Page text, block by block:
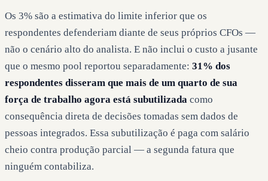
Os 3% são a estimativa do limite inferior que os
respondentes defenderiam diante de seus próprios CFOs —
não o cenário alto do analista. E não inclui o custo a jusante
que o mesmo pool reportou separadamente: 31% dos
respondentes disseram que mais de um quarto de sua
força de trabalho agora está subutilizada como
consequência direta de decisões tomadas sem dados de
pessoas integrados. Essa subutilização é paga com salário
cheio contra produção parcial — a segunda fatura que
ninguém contabiliza.